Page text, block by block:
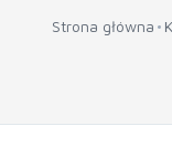
Strona główna